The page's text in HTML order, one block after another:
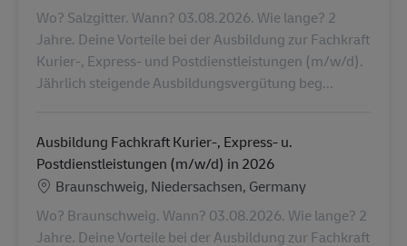
Wo? Salzgitter. Wann? 03.08.2026. Wie lange? 2
Jahre. Deine Vorteile bei der Ausbildung zur Fachkraft
Kurier-, Express- und Postdienstleistungen (m/w/d).
Jährlich steigende Ausbildungsvergütung beg...
Ausbildung Fachkraft Kurier-, Express- u.
Postdienstleistungen (m/w/d) in 2026
Lokalizacja
Braunschweig, Niedersachsen, Germany
Wo? Braunschweig. Wann? 03.08.2026. Wie lange? 2
Jahre. Deine Vorteile bei der Ausbildung zur Fachkraft